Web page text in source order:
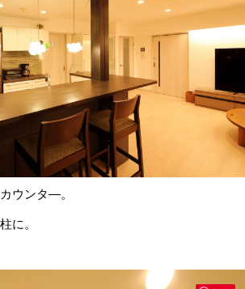
ウンタ―。
に。